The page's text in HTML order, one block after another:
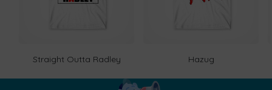
Straight Outta Radley Hazug